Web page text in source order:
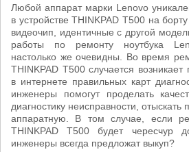
Любой аппарат марки Lenovo
в устройстве THINKPAD T500 на
видеочип, идентичные с другой
работы по ремонту ноутбука
настолько же очевидны. Во время
THINKPAD T500 случается
в интернете правильных карт
инженеры помогут проделать
диагностику неисправности,
аппаратную. В том случае, если
THINKPAD T500 будет чересчур
инженеры всегда предложат выкуп?